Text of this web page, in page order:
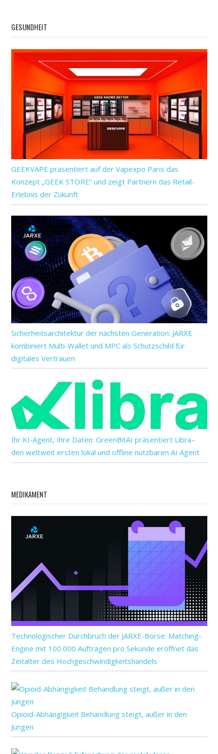
GESUNDHEIT
GEEKVAPE präsentiert auf der Vapexpo Paris das
Konzept „GEEK STORE“ und zeigt Partnern das Retail-
Erlebnis der Zukunft
Sicherheitsarchitektur der nächsten Generation: JARXE
kombiniert Multi-Wallet und MPC als Schutzschild für
digitales Vertrauen
Ihr KI-Agent, Ihre Daten: GreenBitAI präsentiert Libra–
den weltweit ersten lokal und offline nutzbaren AI Agent
MEDIKAMENT
Technologischer Durchbruch der JARXE-Börse: Matching-
Engine mit 100.000 Aufträgen pro Sekunde eröffnet das
Zeitalter des Hochgeschwindigkeitshandels
Opioid-Abhängigkeit Behandlung steigt, außer in den
Jungen